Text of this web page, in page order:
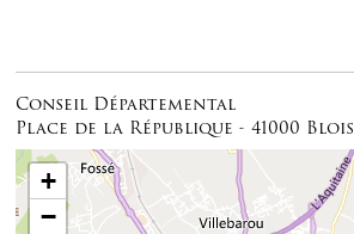
Conseil Départemental
Place de la République - 41000 Blois
+
−